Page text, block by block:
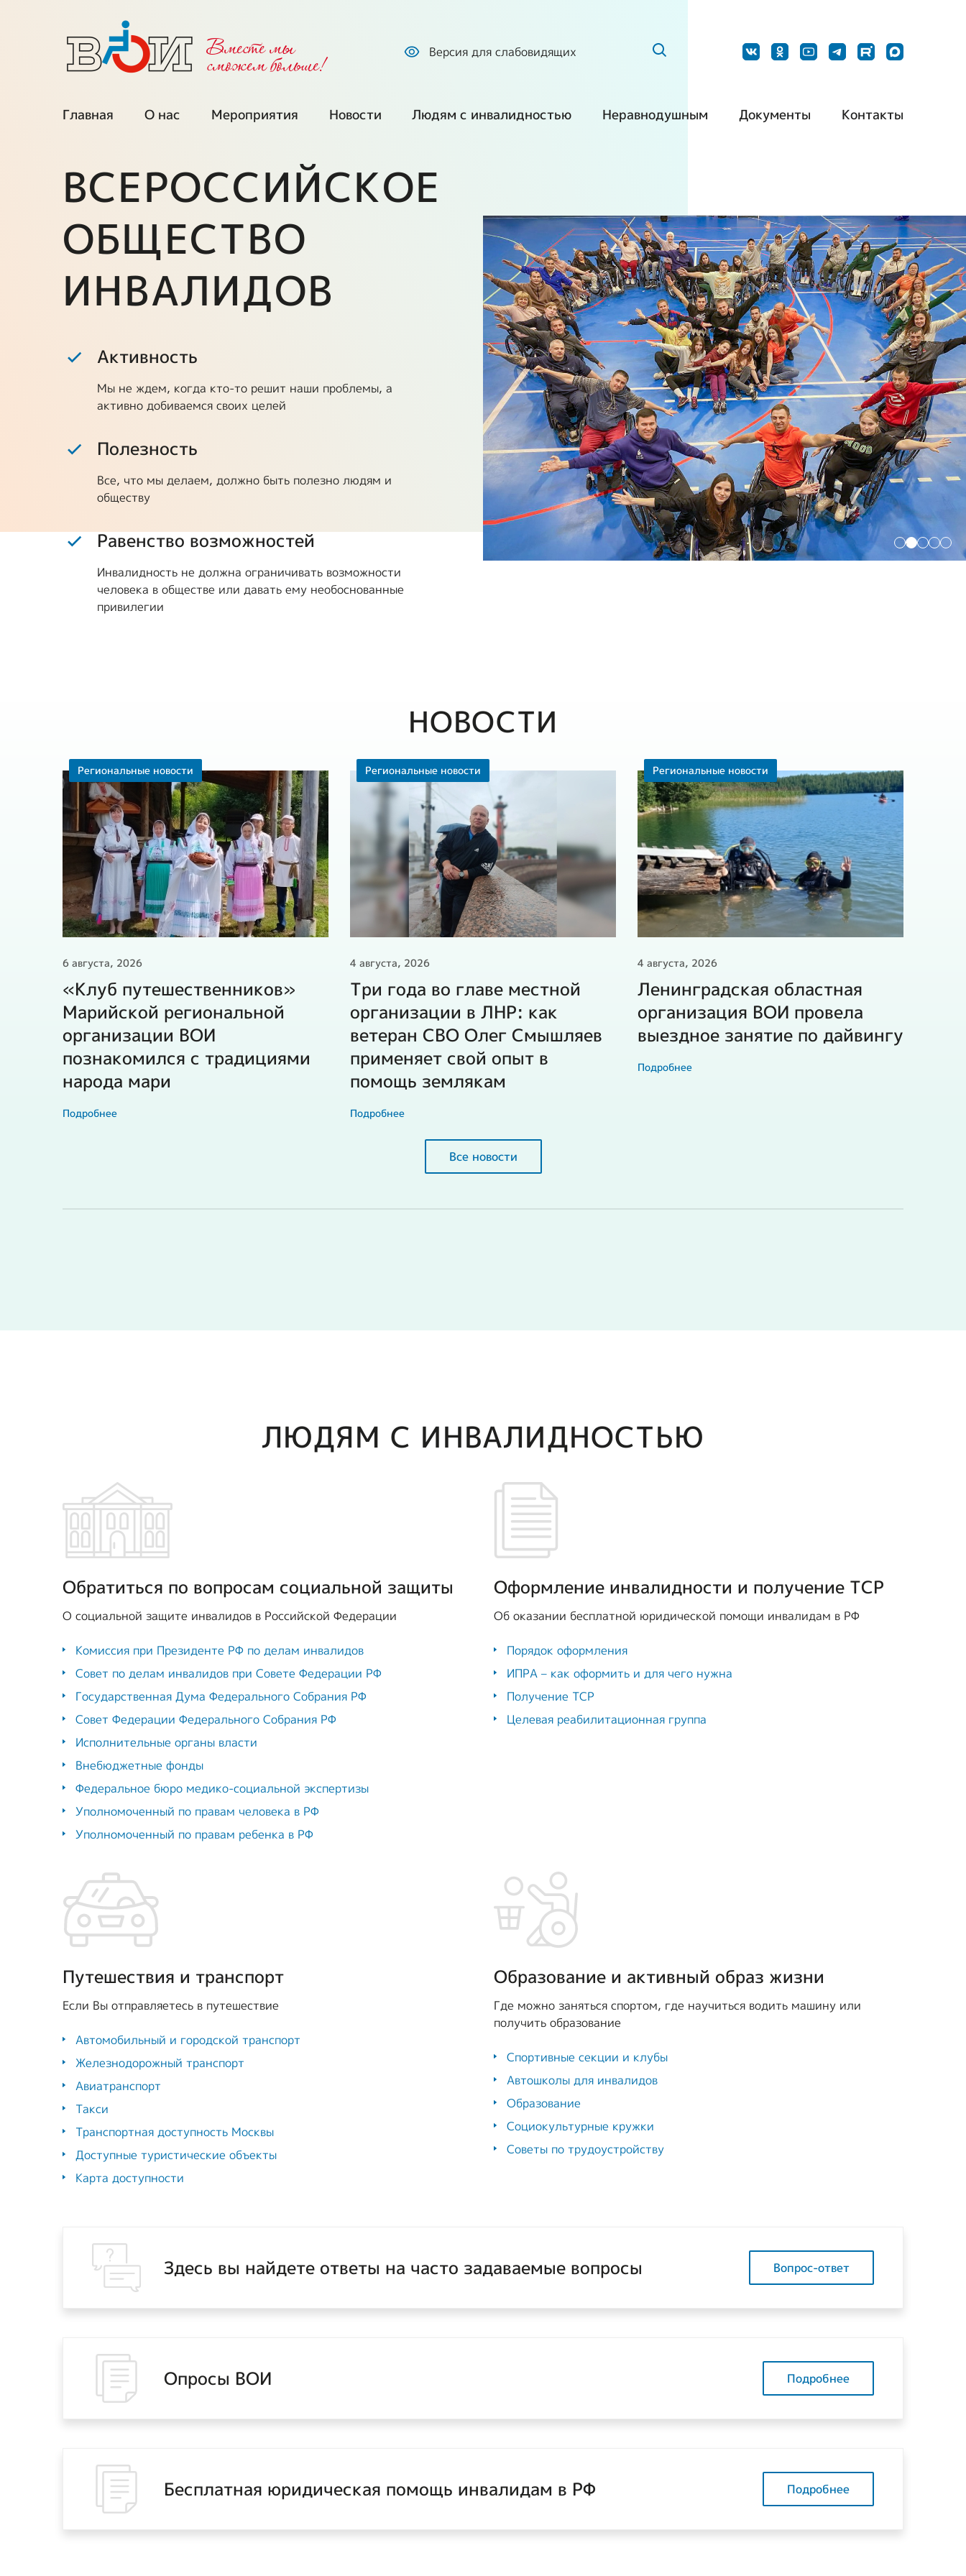
Вместе мы
cможем больше! Версия для слабовидящих
Главная
О нас
Региональные
организации
Межрегиональные
советы
Выборные органы
Вступить в ВОИ
Устав ВОИ
группах
Отчеты
деятельности ВОИ
Мероприятия
мероприятий
Мы приглашаем
Проекты при
поддержке ФПГ
Ключевые проекты
ВОИ
Новости
Наша позиция
Людям с инвалидностью
социальной
защиты
Оформление
инвалидности и
получение ТСР
Путешествия и
транспорт
Образование и
активный образ
Ответы на часто
задаваемые
Опросы ВОИ
Бесплатная
помощь инвалидам
Неравнодушным
среда
Стать волонтером
Стать партнером
Документы
Типовой устав РО
ВОИ
Типовой устав МО
ВОИ
Положение о
первичной ячейке
(организации) ВОИ
Положения и
регламенты
Концепция
реабилитационного
центра
Опросы ВЦИОМ
Контакты
Обращения
граждан
ВСЕРОССИЙСКОЕ
ОБЩЕСТВО
ИНВАЛИДОВ
Активность
Мы не ждем, когда кто-то решит наши проблемы, а
активно добиваемся своих целей
Полезность
Все, что мы делаем, должно быть полезно людям и
обществу
Равенство возможностей
Инвалидность не должна ограничивать возможности
человека в обществе или давать ему необоснованные
привилегии
1 2 3 4 5
НОВОСТИ
Региональные новости
6 августа, 2026
«Клуб путешественников»
Марийской региональной
организации ВОИ
познакомился с традициями
народа мари
Подробнее
Региональные новости
4 августа, 2026
Три года во главе местной
организации в ЛНР: как
ветеран СВО Олег Смышляев
применяет свой опыт в
помощь землякам
Подробнее
Региональные новости
4 августа, 2026
Ленинградская областная
организация ВОИ провела
выездное занятие по дайвингу
Подробнее
Все новости
ЛЮДЯМ С ИНВАЛИДНОСТЬЮ
Обратиться по вопросам социальной защиты
О социальной защите инвалидов в Российской Федерации
Комиссия при Президенте РФ по делам инвалидов
Совет по делам инвалидов при Совете Федерации РФ
Государственная Дума Федерального Собрания РФ
Совет Федерации Федерального Собрания РФ
Исполнительные органы власти
Внебюджетные фонды
Федеральное бюро медико-социальной экспертизы
Уполномоченный по правам человека в РФ
Уполномоченный по правам ребенка в РФ
Оформление инвалидности и получение ТСР
Об оказании бесплатной юридической помощи инвалидам в РФ
Порядок оформления
ИПРА – как оформить и для чего нужна
Получение ТСР
Целевая реабилитационная группа
Путешествия и транспорт
Если Вы отправляетесь в путешествие
Автомобильный и городской транспорт
Железнодорожный транспорт
Авиатранспорт
Такси
Транспортная доступность Москвы
Доступные туристические объекты
Карта доступности
Образование и активный образ жизни
Где можно заняться спортом, где научиться водить машину или
получить образование
Спортивные секции и клубы
Автошколы для инвалидов
Образование
Социокультурные кружки
Советы по трудоустройству
Здесь вы найдете ответы на часто задаваемые вопросы Вопрос-ответ
Опросы ВОИ Подробнее
Бесплатная юридическая помощь инвалидам в РФ Подробнее